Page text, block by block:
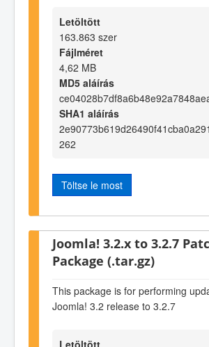
Letöltött
163.863 szer
Fájlméret
4,62 MB
MD5 aláírás
SHA1 aláírás
262
Töltse le most
Joomla! 3.2.x to 3.2.7
Package (.tar.gz)
This package is for performing
Joomla! 3.2 release to 3.2.7
Letöltött